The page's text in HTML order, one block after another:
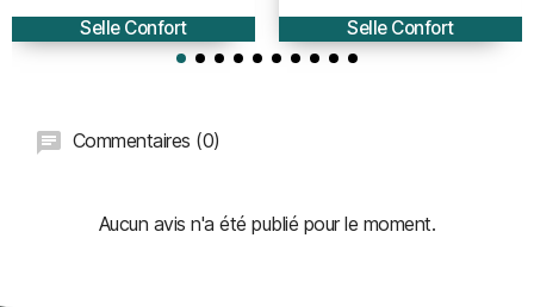
TWIN 2016 2019 - 5359Z
(socle origine à fournir)
Selle Confort
5361Z
Selle Confort
Commentaires (0)
Aucun avis n'a été publié pour le moment.